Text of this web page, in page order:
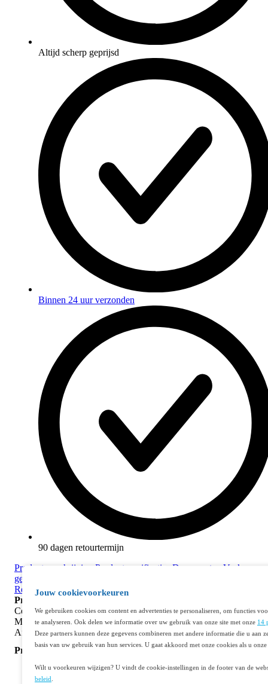
Jouw cookievoorkeuren
We gebruiken cookies om content en advertenties te personaliseren, om functies
te analyseren. Ook delen we informatie over uw gebruik van onze site met onze 14
Deze partners kunnen deze gegevens combineren met andere informatie die u aan
basis van uw gebruik van hun services. U gaat akkoord met onze cookies als u
Wilt u voorkeuren wijzigen? U vindt de cookie-instellingen in de footer van de
beleid
Altijd scherp geprijsd
Binnen 24 uur verzonden
90 dagen retourtermijn
Productomschrijving Productspecificaties Documenten Vaak samen
gekocht
Recent bekeken
Productomschrijving
Centraalplaat uitgevoerd met een enkelvoudige drukknop met lens.
Met deze drukknop is het mogelijk om 1 verlichting te bedienen.
Afwerkingskleur is anthracite coated.
Productspecificaties
Artikelnummer
401052928
Fabrikantnummer